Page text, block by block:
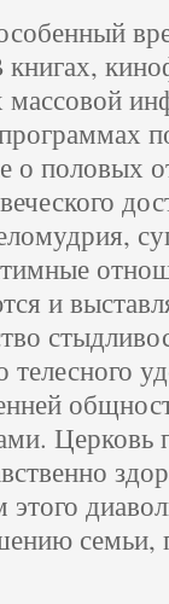
массовой
о половых
и
телесного
семьи,